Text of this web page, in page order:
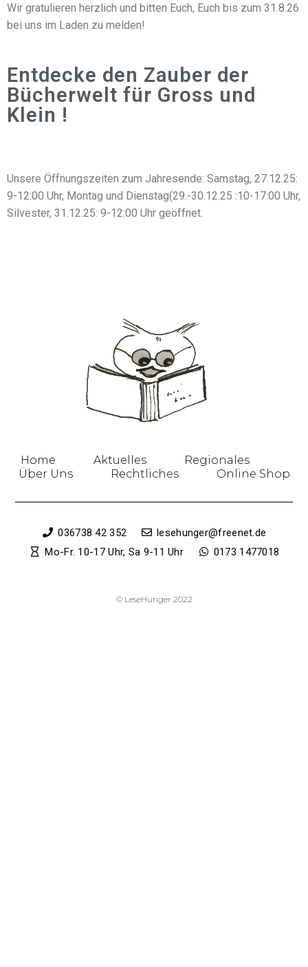
Wir gratulieren herzlich und bitten Euch, Euch bis zum 31.8.26
bei uns im Laden zu melden!
Entdecke den Zauber der
Bücherwelt für Gross und
Klein !
Unsere Öffnungszeiten zum Jahresende: Samstag, 27.12.25:
9-12:00 Uhr, Montag und Dienstag(29.-30.12.25 :10-17:00 Uhr,
Silvester, 31.12.25: 9-12:00 Uhr geöffnet.
Home Aktuelles
Regionales
Über Uns
Rechtliches Online Shop
036738 42 352
lesehunger@freenet.de
Mo-Fr. 10-17 Uhr, Sa 9-11 Uhr
0173 1477018
© LeseHunger 2022